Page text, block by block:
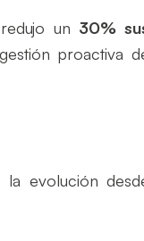
un 30%
proactiva
evolución